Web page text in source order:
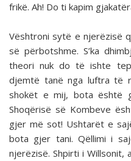
frikë. Ah! Do ti kapim
Vështroni sytë e njerëzisë
së përbotshme. S’ka
theori nuk do të ishte
djemtë tanë nga luftra të
shokët e mij, bota është
Shoqërisë së Kombeve
gjer më sot! Ushtarët e
bota gjer tani. Qëllimi i
njerëzisë. Shpirti i Willsonit,